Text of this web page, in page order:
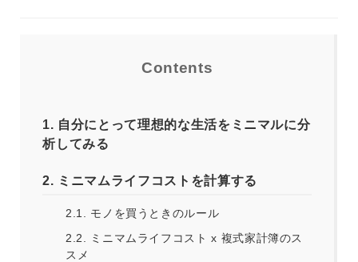
Contents
1. 自分にとって理想的な生活をミニマルに分
析してみる
2. ミニマムライフコストを計算する
2.1.
モノを買うときのルール
2.2.
ミニマムライフコスト x 複式家計簿のス
スメ